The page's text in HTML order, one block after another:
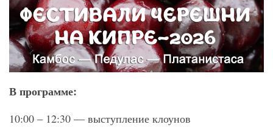
В программе:
10:00 – 12:30 — выступление клоунов